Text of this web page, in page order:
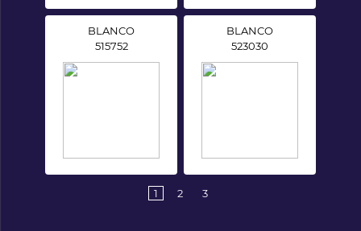
BLANCO
515752
BLANCO
523030
1 2 3